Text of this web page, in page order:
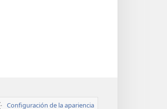
Configuración de la apariencia